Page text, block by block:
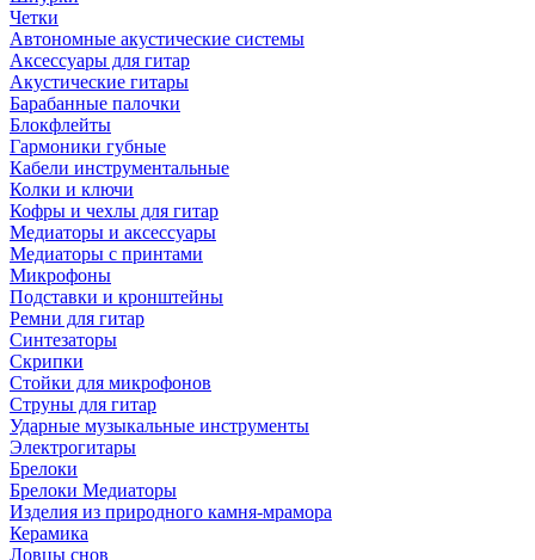
Четки
Автономные акустические системы
Аксессуары для гитар
Акустические гитары
Барабанные палочки
Блокфлейты
Гармоники губные
Кабели инструментальные
Колки и ключи
Кофры и чехлы для гитар
Медиаторы и аксессуары
Медиаторы с принтами
Микрофоны
Подставки и кронштейны
Ремни для гитар
Синтезаторы
Скрипки
Стойки для микрофонов
Струны для гитар
Ударные музыкальные инструменты
Электрогитары
Брелоки
Брелоки Медиаторы
Изделия из природного камня-мрамора
Керамика
Ловцы снов